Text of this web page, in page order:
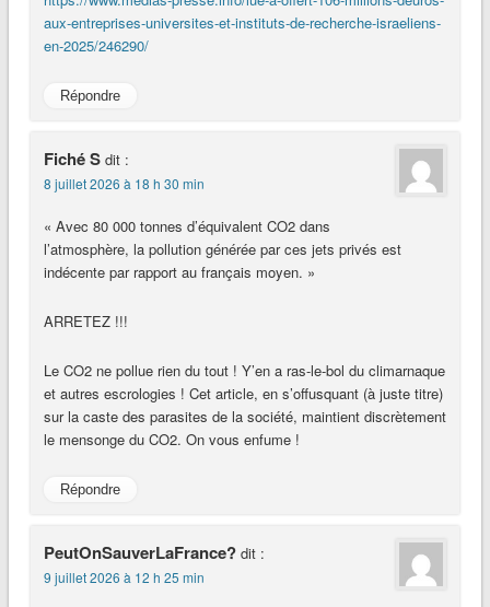
aux-entreprises-universites-et-instituts-de-recherche-israeliens-
en-2025/246290/
Répondre
Fiché S dit :
8 juillet 2026 à 18 h 30 min
« Avec 80 000 tonnes d’équivalent CO2 dans
l’atmosphère, la pollution générée par ces jets privés est
indécente par rapport au français moyen. »
ARRETEZ !!!
Le CO2 ne pollue rien du tout ! Y’en a ras-le-bol du climarnaque
et autres escrologies ! Cet article, en s’offusquant (à juste titre)
sur la caste des parasites de la société, maintient discrètement
le mensonge du CO2. On vous enfume !
Répondre
PeutOnSauverLaFrance? dit :
9 juillet 2026 à 12 h 25 min